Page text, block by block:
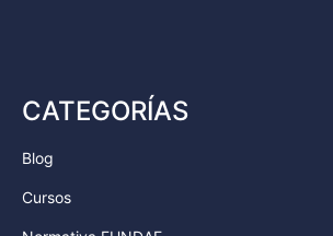
CATEGORÍAS
Blog
Cursos